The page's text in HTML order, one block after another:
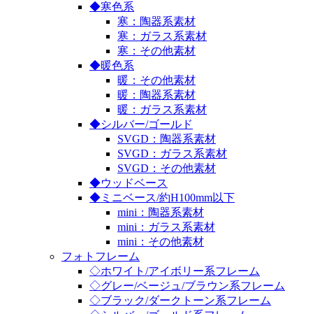
◆寒色系
寒：陶器系素材
寒：ガラス系素材
寒：その他素材
◆暖色系
暖：その他素材
暖：陶器系素材
暖：ガラス系素材
◆シルバー/ゴールド
SVGD：陶器系素材
SVGD：ガラス系素材
SVGD：その他素材
◆ウッドベース
◆ミニベース/約H100mm以下
mini：陶器系素材
mini：ガラス系素材
mini：その他素材
フォトフレーム
◇ホワイト/アイボリー系フレーム
◇グレー/ベージュ/ブラウン系フレーム
◇ブラック/ダークトーン系フレーム